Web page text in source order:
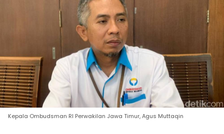
Kepala Ombudsman RI Perwakilan Jawa Timur, Agus Muttaqin